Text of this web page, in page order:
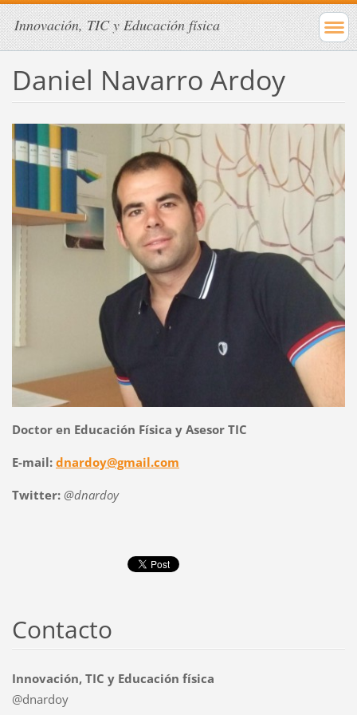
Innovación, TIC y Educación física
Daniel Navarro Ardoy
Doctor en Educación Física y Asesor TIC
E-mail: dnardoy@gmail.com
Twitter: @dnardoy
Contacto
Innovación, TIC y Educación física
@dnardoy